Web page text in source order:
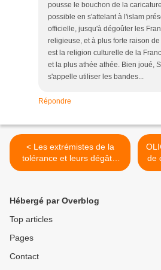
pousse le bouchon de la
possible en s'attelant à l'islam
officielle, jusqu'à dégoûter les
religieuse, et à plus forte raison
est la religion culturelle de la
et la plus athée athée. Bien joué,
s'appelle utiliser les bandes...
Répondre
< Les extrémistes de la
tolérance et leurs dégâts,
par Karim Akouche.
de
Hébergé par Overblog
Top articles
Pages
Contact